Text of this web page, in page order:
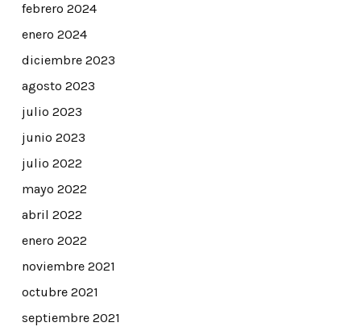
febrero 2024
enero 2024
diciembre 2023
agosto 2023
julio 2023
junio 2023
julio 2022
mayo 2022
abril 2022
enero 2022
noviembre 2021
octubre 2021
septiembre 2021